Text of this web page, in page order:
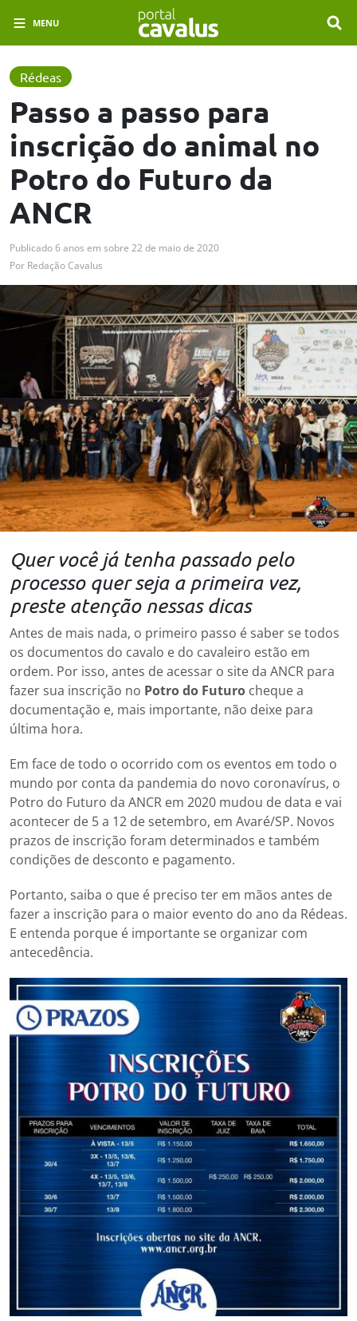
MENU
Rédeas
Passo a passo para
inscrição do animal no
Potro do Futuro da
ANCR
Publicado6 anos em sobre 22 de maio de 2020
Por Redação Cavalus
Quer você já tenha passado pelo
processo quer seja a primeira vez,
preste atenção nessas dicas
Antes de mais nada, o primeiro passo é saber se todos
os documentos do cavalo e do cavaleiro estão em
ordem. Por isso, antes de acessar o site da ANCR para
fazer sua inscrição no Potro do Futuro cheque a
documentação e, mais importante, não deixe para
última hora.
Em face de todo o ocorrido com os eventos em todo o
mundo por conta da pandemia do nov⁣o coronavírus, o
Potro do Futuro da ANCR em 2020 mudou de data e vai
acontecer de 5 a 12 de setembro, em Avaré/SP. Novos
prazos de inscrição foram determinados e também
condições de desconto e pagamento.
Portanto, saiba o que é preciso ter em mãos antes de
fazer a inscrição para o maior evento do ano da Rédeas.
E entenda porque é importante se organizar com
antecedência.⁣